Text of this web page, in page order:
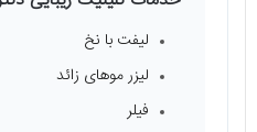
لیفت با نخ
لیزر موهای زائد
فیلر